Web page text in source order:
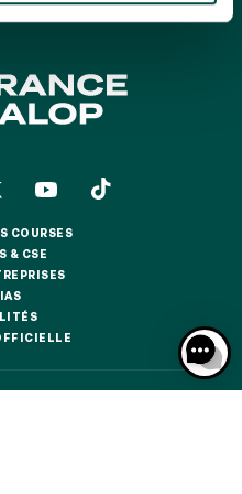
GRAND PRIX DE PARIS -
COURSES
COURSES
& CSE
& CSE